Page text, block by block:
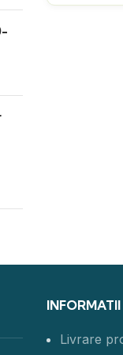
INFORMATII
Livrare